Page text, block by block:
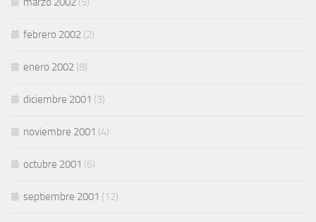
febrero 2002 (2)
enero 2002 (8)
diciembre 2001 (3)
noviembre 2001 (4)
octubre 2001 (6)
septiembre 2001 (12)